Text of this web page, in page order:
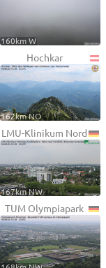
160km W
Hochkar
162km NO
LMU-Klinikum Nord
167km NW
TUM Olympiapark